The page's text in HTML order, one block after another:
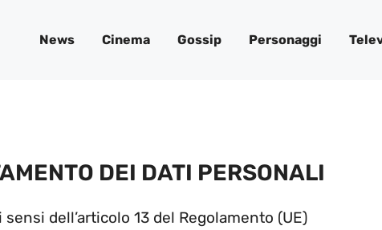
News Cinema Gossip Personaggi
DEI DATI PERSONALI
dell’articolo 13 del Regolamento (UE)